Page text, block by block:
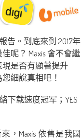
告。到底來到 2017年
呢？ Maxis 會不會繼
是否有顯著提升
細說真相吧！
，Maxis 依舊是我國